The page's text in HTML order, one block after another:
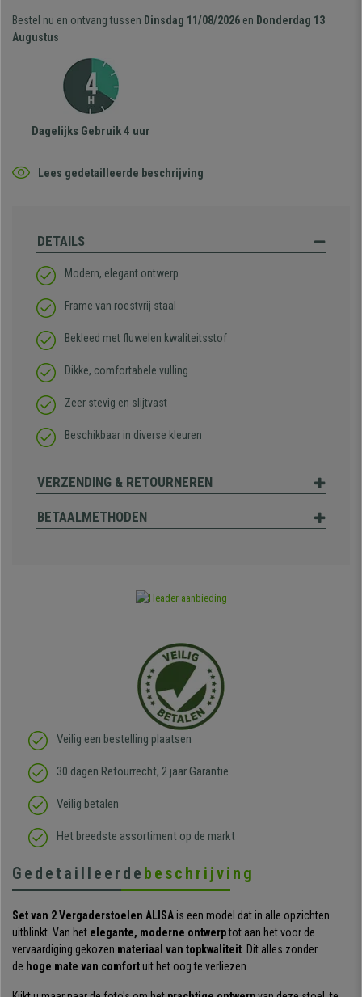
Bestel nu en ontvang tussen Dinsdag 11/08/2026 en Donderdag 13
Augustus
Dagelijks Gebruik 4 uur
Lees gedetailleerde beschrijving
DETAILS
Modern, elegant ontwerp
Frame van roestvrij staal
Bekleed met fluwelen kwaliteitsstof
Dikke, comfortabele vulling
Zeer stevig en slijtvast
Beschikbaar in diverse kleuren
VERZENDING & RETOURNEREN
BETAALMETHODEN
Veilig een bestelling plaatsen
30 dagen Retourrecht, 2 jaar Garantie
Veilig betalen
Het breedste assortiment op de markt
Gedetailleerde beschrijving
Set van 2 Vergaderstoelen ALISAis een model dat in alle opzichten
uitblinkt. Van het elegante, moderne ontwerptot aan het voor de
vervaardiging gekozen materiaal van topkwaliteit. Dit alles zonder
de hoge mate van comfortuit het oog te verliezen.